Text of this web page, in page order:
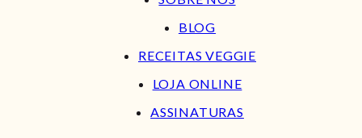
BLOG
RECEITAS VEGGIE
LOJA ONLINE
ASSINATURAS